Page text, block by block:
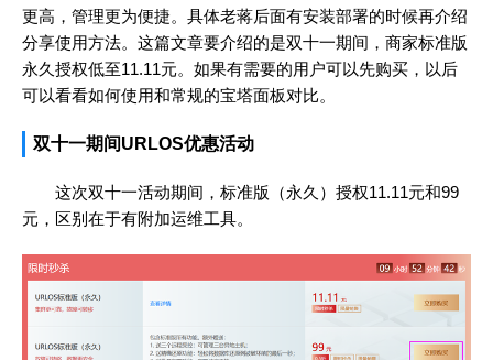
更高，管理更为便捷。具体老蒋后面有安装部署的时候再介绍
分享使用方法。这篇文章要介绍的是双十一期间，商家标准版
永久授权低至11.11元。如果有需要的用户可以先购买，以后
可以看看如何使用和常规的宝塔面板对比。
双十一期间URLOS优惠活动
这次双十一活动期间，标准版（永久）授权11.11元和99
元，区别在于有附加运维工具。